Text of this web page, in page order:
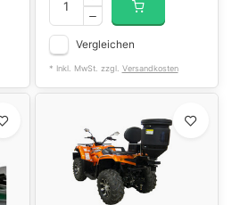
Vergleichen
* Inkl. MwSt. zzgl. Versandkosten